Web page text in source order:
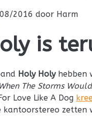
2016 door Harm
is
Holy Holyhebben
When The Storms
Love Like A Dog
kantoorstereo zetten